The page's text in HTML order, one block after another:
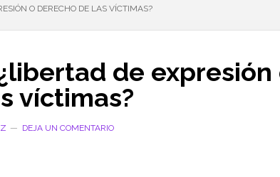
O DERECHO DE LAS VÍCTIMAS?
de expresión
víctimas?
DEJA UN COMENTARIO